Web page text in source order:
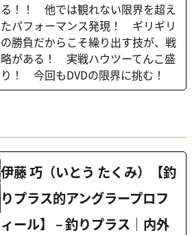
る！！ 他では観れない限界を超え
たパフォーマンス発現！ ギリギリ
の勝負だからこそ繰り出す技が、戦
略がある！ 実戦ハウツーてんこ盛
り！ 今回もDVDの限界に挑む！
伊藤 巧（いとう たくみ）【釣
りプラス的アングラープロフ
ィール】 – 釣りプラス｜内外